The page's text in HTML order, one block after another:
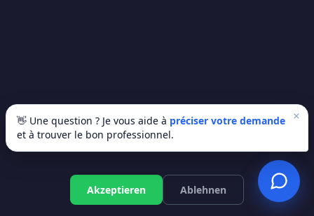
Akzeptieren Ablehnen
Faut-il un permis d'urbanisme ?
Remplacement à l'identique : non.
Changement d'aspect (couleur, matériau,
Kostenloses Angebot
×
👋 Une question ? Je vous aide à préciser votre demande
et à trouver le bon professionnel.